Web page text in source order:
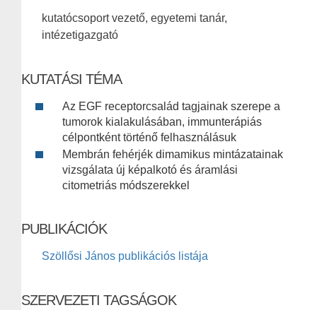
kutatócsoport vezető, egyetemi tanár,
intézetigazgató
KUTATÁSI TÉMA
Az EGF receptorcsalád tagjainak szerepe a
tumorok kialakulásában, immunterápiás
célpontként történő felhasználásuk
Membrán fehérjék dimamikus mintázatainak
vizsgálata új képalkotó és áramlási
citometriás módszerekkel
PUBLIKÁCIÓK
Szöllősi János publikációs listája
SZERVEZETI TAGSÁGOK